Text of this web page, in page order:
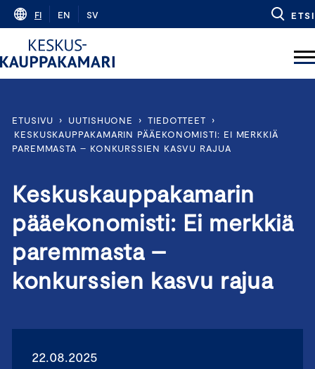
Skip
content
FI EN SV ETSI
ETUSIVU › UUTISHUONE › TIEDOTTEET
›
KESKUSKAUPPAKAMARIN PÄÄEKONOMISTI: EI MERKKIÄ
PAREMMASTA – KONKURSSIEN KASVU RAJUA
Keskuskauppakamarin
pääekonomisti: Ei merkkiä
paremmasta –
konkurssien kasvu rajua
22.08.2025